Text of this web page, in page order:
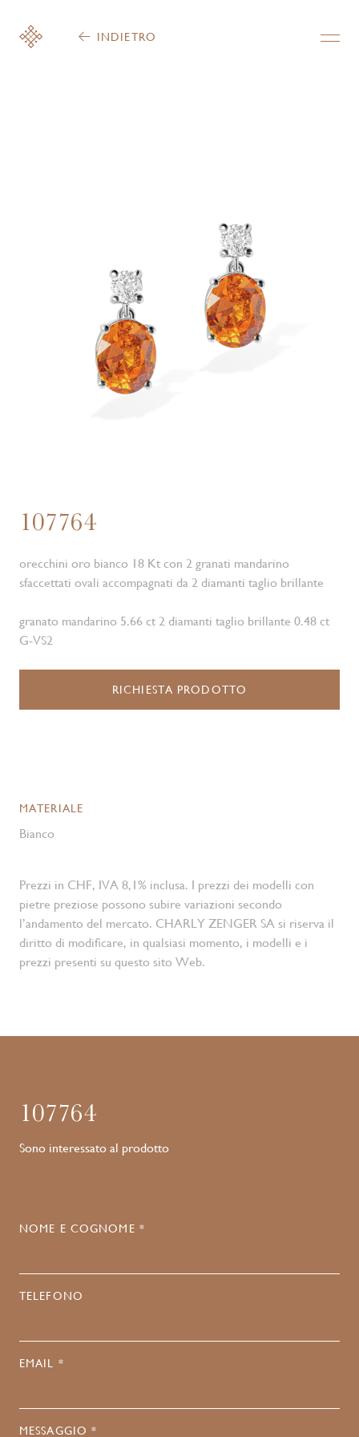
INDIETRO
107764
orecchini oro bianco 18 Kt con 2 granati mandarino
sfaccettati ovali accompagnati da 2 diamanti taglio brillante
granato mandarino 5.66 ct 2 diamanti taglio brillante 0.48 ct
G-VS2
RICHIESTA PRODOTTO
MATERIALE
Bianco
Prezzi in CHF, IVA 8,1% inclusa. I prezzi dei modelli con
pietre preziose possono subire variazioni secondo
l’andamento del mercato. CHARLY ZENGER SA si riserva il
diritto di modificare, in qualsiasi momento, i modelli e i
prezzi presenti su questo sito Web.
107764
Sono interessato al prodotto
NOME E COGNOME *
TELEFONO
EMAIL *
MESSAGGIO *